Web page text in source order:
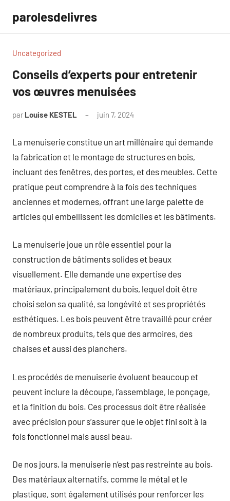
contenu
parolesdelivres
Uncategorized
Conseils d’experts pour entretenir
vos œuvres menuisées
par Louise KESTEL juin 7, 2024
La menuiserie constitue un art millénaire qui demande
la fabrication et le montage de structures en bois,
incluant des fenêtres, des portes, et des meubles. Cette
pratique peut comprendre à la fois des techniques
anciennes et modernes, offrant une large palette de
articles qui embellissent les domiciles et les bâtiments.
La menuiserie joue un rôle essentiel pour la
construction de bâtiments solides et beaux
visuellement. Elle demande une expertise des
matériaux, principalement du bois, lequel doit être
choisi selon sa qualité, sa longévité et ses propriétés
esthétiques. Les bois peuvent être travaillé pour créer
de nombreux produits, tels que des armoires, des
chaises et aussi des planchers.
Les procédés de menuiserie évoluent beaucoup et
peuvent inclure la découpe, l’assemblage, le ponçage,
et la finition du bois. Ces processus doit être réalisée
avec précision pour s’assurer que le objet fini soit à la
fois fonctionnel mais aussi beau.
De nos jours, la menuiserie n’est pas restreinte au bois.
Des matériaux alternatifs, comme le métal et le
plastique, sont également utilisés pour renforcer les